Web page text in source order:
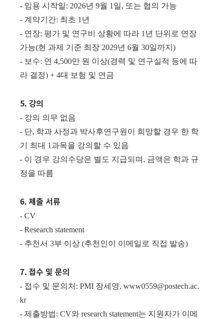
- 임용 시작일: 2026년 9월 1일, 또는 협의 가능
- 계약기간: 최초 1년
- 연장: 평가 및 연구비 상황에 따라 1년 단위로 연장
가능(현 과제 기준 최장 2029년 6월 30일까지)
- 보수: 연 4,500만 원 이상(경력 및 연구실적 등에 따
라 결정) + 4대 보험 및 연금
5. 강의
- 강의 의무 없음
- 단, 학과 사정과 박사후연구원이 희망할 경우 한 학
기 최대 1과목을 강의할 수 있음
- 이 경우 강의수당은 별도 지급되며, 금액은 학과 규
정을 따름
6. 제출 서류
- CV
- Research statement
- 추천서 3부 이상 (추천인이 이메일로 직접 발송)
7. 접수 및 문의
- 접수 및 문의처: PMI 장세영, www0559@postech.ac.
kr
- 제출방법: CV와 research statement는 지원자가 이메